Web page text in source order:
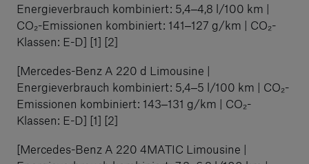
Energieverbrauch kombiniert: 5,4‒4,8 l/100 km |
CO₂-Emissionen kombiniert: 141‒127 g/km | CO₂-
Klassen: E-D] [1] [2]
[Mercedes-Benz A 220 d Limousine |
Energieverbrauch kombiniert: 5,4‒5 l/100 km | CO₂-
Emissionen kombiniert: 143‒131 g/km | CO₂-
Klassen: E-D] [1] [2]
[Mercedes-Benz A 220 4MATIC Limousine |